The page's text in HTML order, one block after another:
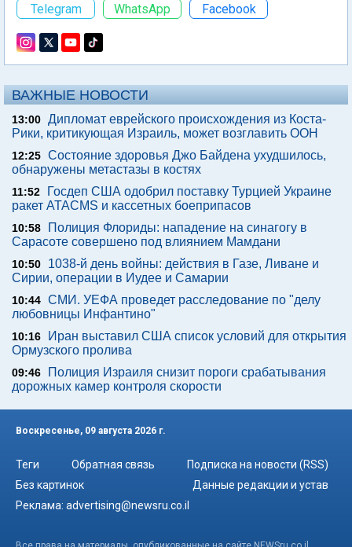
Telegram
WhatsApp Facebook
ВАЖНЫЕ НОВОСТИ
13:00 Дипломат еврейского происхождения из Коста-
Рики, критикующая Израиль, может возглавить ООН
12:25 Состояние здоровья Джо Байдена ухудшилось,
обнаружены метастазы в костях
11:52
Госдеп США одобрил поставку Турцией Украине
ракет ATACMS и кассетных боеприпасов
10:58
Полиция Флориды: нападение на синагогу в
Сарасоте совершено под влиянием Мамдани
10:50
1038-й день войны: действия в Газе, Ливане и
Сирии, операции в Иудее и Самарии
10:44 СМИ. УЕФА проведет расследование по "делу
любовницы Инфантино"
10:16
Иран выставил США список условий для открытия
Ормузского пролива
09:46
Полиция Израиля снизит пороги срабатывания
дорожных камер контроля скорости
Воскресенье, 09 августа 2026 г.
Теги Обратная связь
Подписка на новости (RSS)
Без картинок
Данные редакции и устав
Реклама: advertising@newsru.co.il